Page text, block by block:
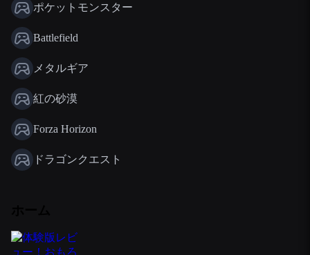
ポケットモンスター
Battlefield
メタルギア
紅の砂漠
Forza Horizon
ドラゴンクエスト